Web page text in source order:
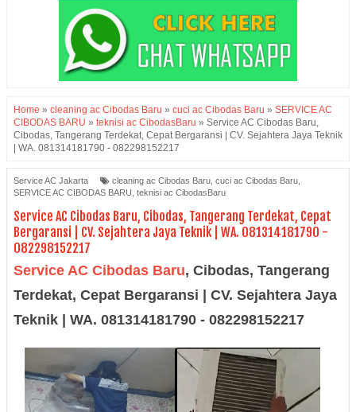
Home » cleaning ac Cibodas Baru » cuci ac Cibodas Baru » SERVICE AC
CIBODAS BARU » teknisi ac CibodasBaru » Service AC Cibodas Baru,
Cibodas, Tangerang Terdekat, Cepat Bergaransi | CV. Sejahtera Jaya Teknik
| WA. 081314181790 - 082298152217
Service AC Jakarta cleaning ac Cibodas Baru cuci ac Cibodas Baru
SERVICE AC CIBODAS BARU teknisi ac CibodasBaru
Service AC Cibodas Baru, Cibodas, Tangerang Terdekat, Cepat
Bergaransi | CV. Sejahtera Jaya Teknik | WA. 081314181790 -
082298152217
Service AC Cibodas Baru, Cibodas, Tangerang
Terdekat, Cepat Bergaransi | CV. Sejahtera Jaya
Teknik | WA. 081314181790 - 082298152217